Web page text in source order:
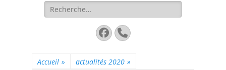
Rechercher :
Facebook
Tél
Accueil » actualités 2020 »